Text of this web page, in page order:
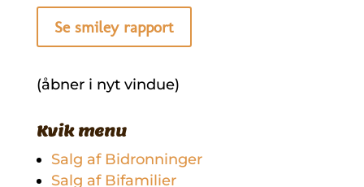
Se smiley rapport
(åbner i nyt vindue)
Kvik menu
Salg af Bidronninger
Salg af Bifamilier